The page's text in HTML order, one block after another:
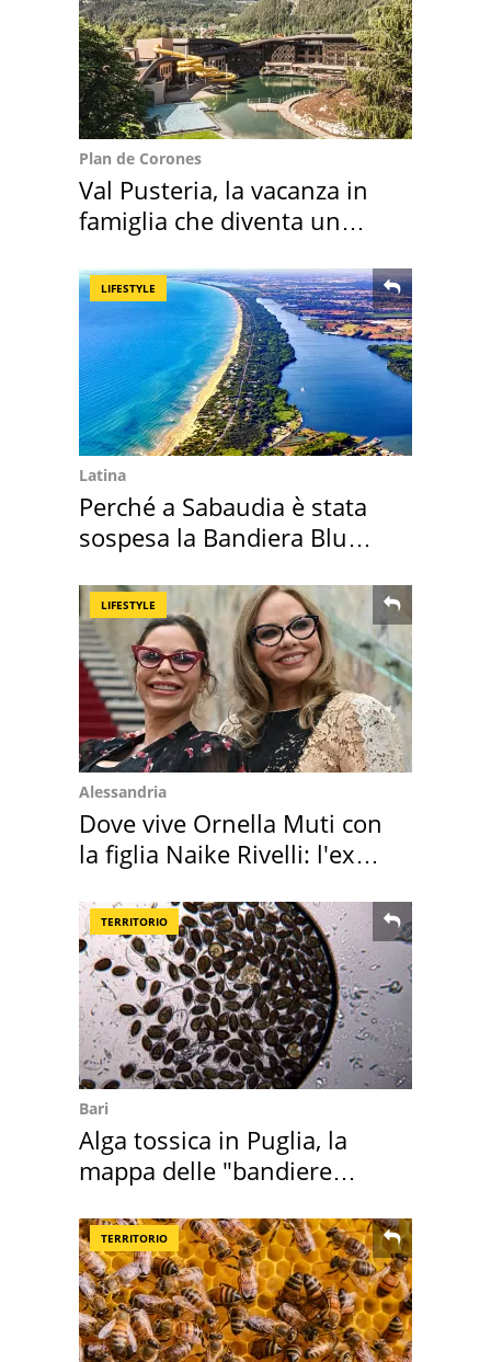
Plan de Corones
Val Pusteria, la vacanza in
famiglia che diventa un
LIFESTYLE
Latina
Perché a Sabaudia è stata
sospesa la Bandiera Blu
LIFESTYLE
Alessandria
Dove vive Ornella Muti con
la figlia Naike Rivelli: l'ex
TERRITORIO
Bari
Alga tossica in Puglia, la
mappa delle "bandiere
TERRITORIO